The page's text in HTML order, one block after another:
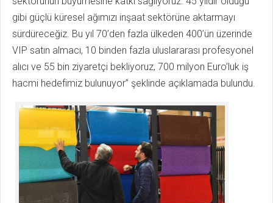
gibi güçlü küresel ağımızı inşaat sektörüne aktarmayı
sürdüreceğiz. Bu yıl 70’den fazla ülkeden 400’ün üzerinde
VIP satın almacı, 10 binden fazla uluslararası profesyonel
alıcı ve 55 bin ziyaretçi bekliyoruz, 700 milyon Euro’luk iş
hacmi hedefimiz bulunuyor” şeklinde açıklamada bulundu.